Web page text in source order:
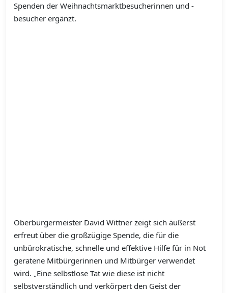
Spenden der Weihnachtsmarktbesucherinnen und -
besucher ergänzt.
Oberbürgermeister David Wittner zeigt sich äußerst
erfreut über die großzügige Spende, die für die
unbürokratische, schnelle und effektive Hilfe für in Not
geratene Mitbürgerinnen und Mitbürger verwendet
wird. „Eine selbstlose Tat wie diese ist nicht
selbstverständlich und verkörpert den Geist der